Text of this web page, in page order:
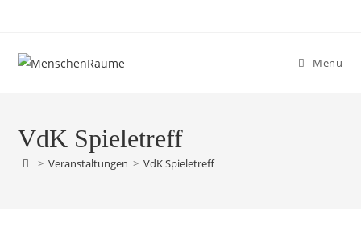
Menü
VdK Spieletreff
> Veranstaltungen > VdK Spieletreff